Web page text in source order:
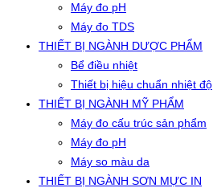
Máy đo pH
Máy đo TDS
THIẾT BỊ NGÀNH DƯỢC PHẨM
Bể điều nhiệt
Thiết bị hiệu chuẩn nhiệt độ
THIẾT BỊ NGÀNH MỸ PHẨM
Máy đo cấu trúc sản phẩm
Máy đo pH
Máy so màu da
THIẾT BỊ NGÀNH SƠN MỰC IN